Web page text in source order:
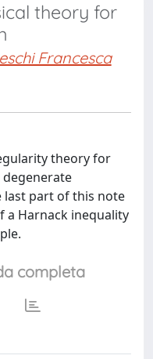
theory for
Francesca
theory for
last part of this note
a Harnack inequality
completa